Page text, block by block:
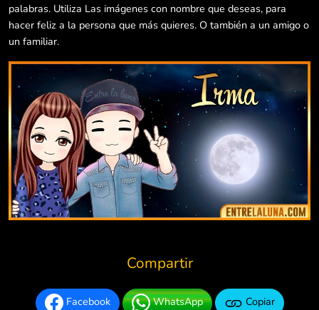
palabras. Utiliza Las imágenes con nombre que deseas, para
hacer feliz a la persona que más quieres. O también a un amigo o
un familiar.
Compartir
Facebook WhatsApp Copiar